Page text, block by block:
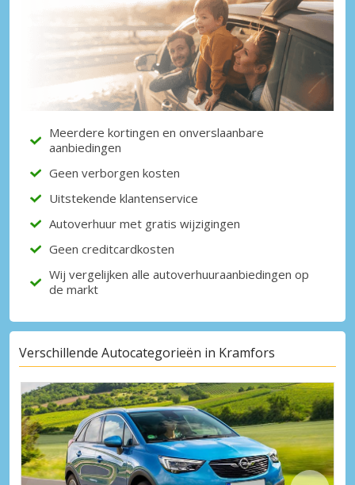
Meerdere kortingen en onverslaanbare
aanbiedingen
Geen verborgen kosten
Uitstekende klantenservice
Autoverhuur met gratis wijzigingen
Geen creditcardkosten
Wij vergelijken alle autoverhuuraanbiedingen op
de markt
Verschillende Autocategorieën in Kramfors